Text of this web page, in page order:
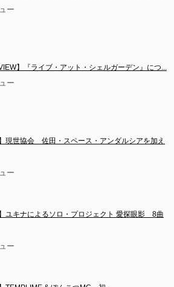
ー
】『ライブ・アット・シェルガーデン』につ...
ー
現世協会　佐田・スペース・アンダルシアを加え
ー
ユキナによるソロ・プロジェクト 愛探眼影　8曲
ー